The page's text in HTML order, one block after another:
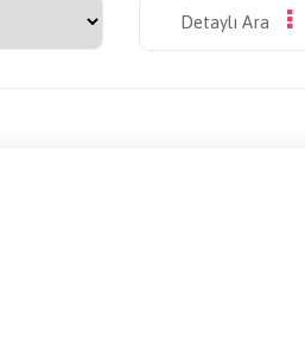
Detaylı Ara